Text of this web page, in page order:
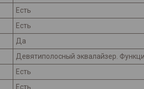
Есть
Есть
Да
Девятиполосный эквалайзер.
Есть
Есть